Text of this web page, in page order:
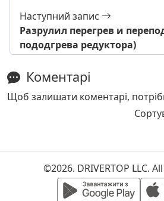
Наступний запис
Разрулил перегрев и
пододгрева редуктора)
Коментарі
Щоб залишати коментарі,
©2026. DRIVERTOP LLC.